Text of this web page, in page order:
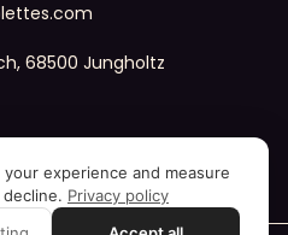
68500 Jungholtz
experience and measure
Privacy policy